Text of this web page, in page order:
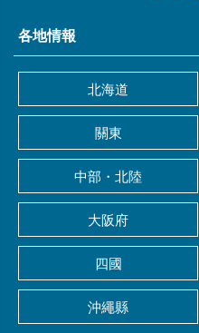
各地情報
北海道
關東
中部・北陸
大阪府
四國
沖繩縣